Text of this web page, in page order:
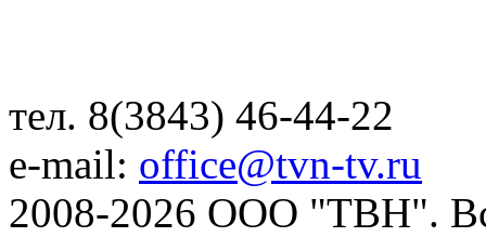
тел. 8(3843) 46-44-22
e-mail: office@tvn-tv.ru
2008-2026 ООО "ТВН".